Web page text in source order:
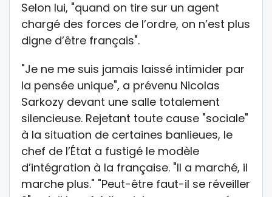
Selon lui, "quand on tire sur un agent
chargé des forces de l’ordre, on n’est plus
digne d’être français".
"Je ne me suis jamais laissé intimider par
la pensée unique", a prévenu Nicolas
Sarkozy devant une salle totalement
silencieuse. Rejetant toute cause "sociale"
à la situation de certaines banlieues, le
chef de l’État a fustigé le modèle
d’intégration à la française. "Il a marché, il
marche plus." "Peut-être faut-il se réveiller